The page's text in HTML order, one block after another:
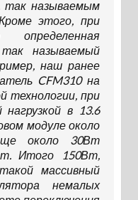
так называемым
этого, при
определенная
называемый
наш ранее
CFM310 на
технологии, при
в 13.6
модуле около
около 30Вт
Итого 150Вт,
массивный
немалых